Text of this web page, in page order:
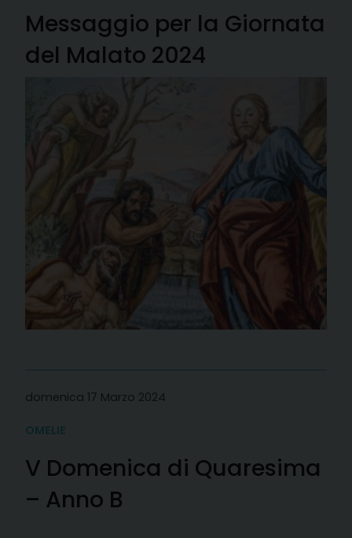
Messaggio per la Giornata
del Malato 2024
domenica 17 Marzo 2024
OMELIE
V Domenica di Quaresima
– Anno B